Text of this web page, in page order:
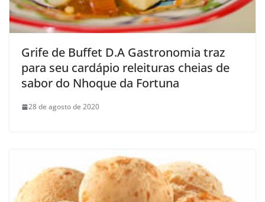
Grife de Buffet D.A Gastronomia traz
para seu cardápio releituras cheias de
sabor do Nhoque da Fortuna
28 de agosto de 2020